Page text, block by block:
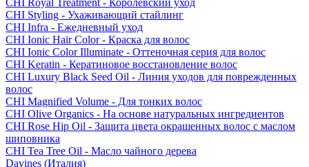
CHI Royal Treatment - Королевский уход
CHI Styling - Ухаживающий стайлинг
CHI Infra - Ежедневный уход
CHI Ionic Hair Color - Краска для волос
CHI Ionic Color Illuminate - Оттеночная серия для волос
CHI Keratin - Кератиновое восстановление волос
CHI Luxury Black Seed Oil - Линия уходов для поврежденных
волос
CHI Magnified Volume - Для тонких волос
CHI Olive Organics - На основе натуральных ингредиентов
CHI Rose Hip Oil - Защита цвета окрашенных волос с маслом
шиповника
CHI Tea Tree Oil - Масло чайного дерева
Davines (Италия)